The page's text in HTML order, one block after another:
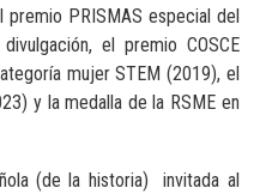
PRISMAS especial del
el premio COSCE
mujer STEM (2019), el
y la medalla de la RSME en
(de la historia)
invitada al